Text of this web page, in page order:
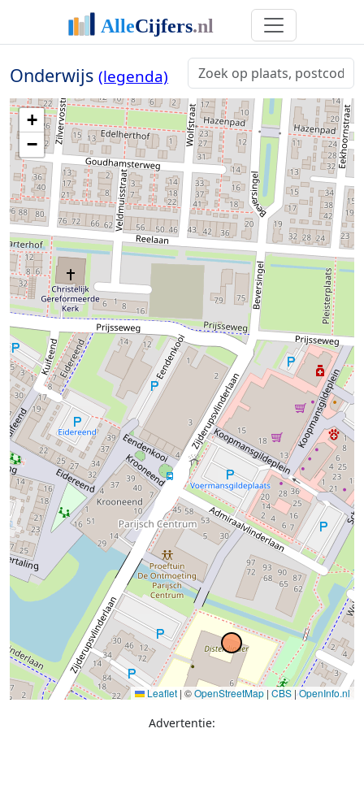
Onderwijs (legenda)
+
−
Leaflet | ©OpenStreetMap |CBS |OpenInfo.nl
Advertentie: